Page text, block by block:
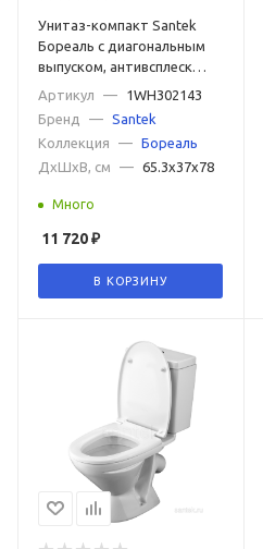
Унитаз-компакт Santek
Бореаль с диагональным
выпуском, антивсплеск
Артикул —
1WH302143
Бренд
— Santek
Коллекция
— Бореаль
ДxШxВ, см
— 65.3x37x78
Много
11 720₽
В КОРЗИНУ